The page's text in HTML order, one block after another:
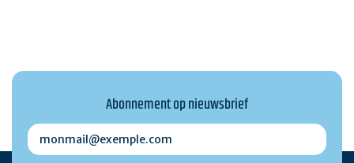
Abonnement op nieuwsbrief
monmail@exemple.com